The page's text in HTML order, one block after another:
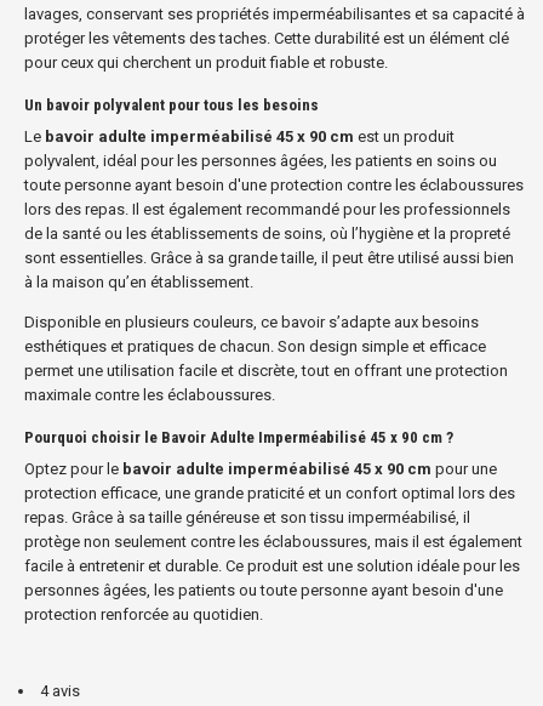
lavages, conservant ses propriétés imperméabilisantes et sa capacité à
protéger les vêtements des taches. Cette durabilité est un élément clé
pour ceux qui cherchent un produit fiable et robuste.
Un bavoir polyvalent pour tous les besoins
Le bavoir adulte imperméabilisé 45 x 90 cm est un produit
polyvalent, idéal pour les personnes âgées, les patients en soins ou
toute personne ayant besoin d'une protection contre les éclaboussures
lors des repas. Il est également recommandé pour les professionnels
de la santé ou les établissements de soins, où l’hygiène et la propreté
sont essentielles. Grâce à sa grande taille, il peut être utilisé aussi bien
à la maison qu’en établissement.
Disponible en plusieurs couleurs, ce bavoir s’adapte aux besoins
esthétiques et pratiques de chacun. Son design simple et efficace
permet une utilisation facile et discrète, tout en offrant une protection
maximale contre les éclaboussures.
Pourquoi choisir le Bavoir Adulte Imperméabilisé 45 x 90 cm ?
Optez pour le bavoir adulte imperméabilisé 45 x 90 cm pour une
protection efficace, une grande praticité et un confort optimal lors des
repas. Grâce à sa taille généreuse et son tissu imperméabilisé, il
protège non seulement contre les éclaboussures, mais il est également
facile à entretenir et durable. Ce produit est une solution idéale pour les
personnes âgées, les patients ou toute personne ayant besoin d'une
protection renforcée au quotidien.
4 avis